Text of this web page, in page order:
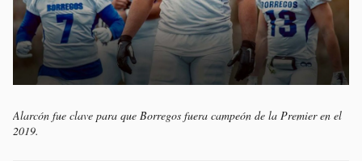
Alarcón fue clave para que Borregos fuera campeón de la Premier en el
2019.